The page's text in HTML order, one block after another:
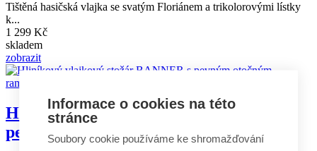
Tištěná hasičská vlajka se svatým Floriánem a trikolorovými lístky
k...
1 299 Kč
skladem
zobrazit
Hliníkový vlajkový stožár BANNER s
pevným otočným ramenem
Informace o cookies na této
stránce
Soubory cookie používáme ke shromažďování